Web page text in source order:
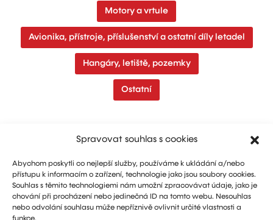
Spravovat souhlas s cookies
Abychom poskytli co nejlepší služby, používáme k ukládání a/nebo
přístupu k informacím o zařízení, technologie jako jsou soubory cookies.
Souhlas s těmito technologiemi nám umožní zpracovávat údaje, jako je
chování při procházení nebo jedinečná ID na tomto webu. Nesouhlas
nebo odvolání souhlasu může nepříznivě ovlivnit určité vlastnosti a
Motory a vrtule
Avionika, přístroje, příslušenství a ostatní díly letadel
Hangáry, letiště, pozemky
Ostatní